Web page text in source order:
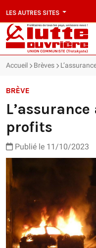
LES AUTRES SITES
Accueil Brèves
BRÈVE
profits
Publié le 11/10/2023